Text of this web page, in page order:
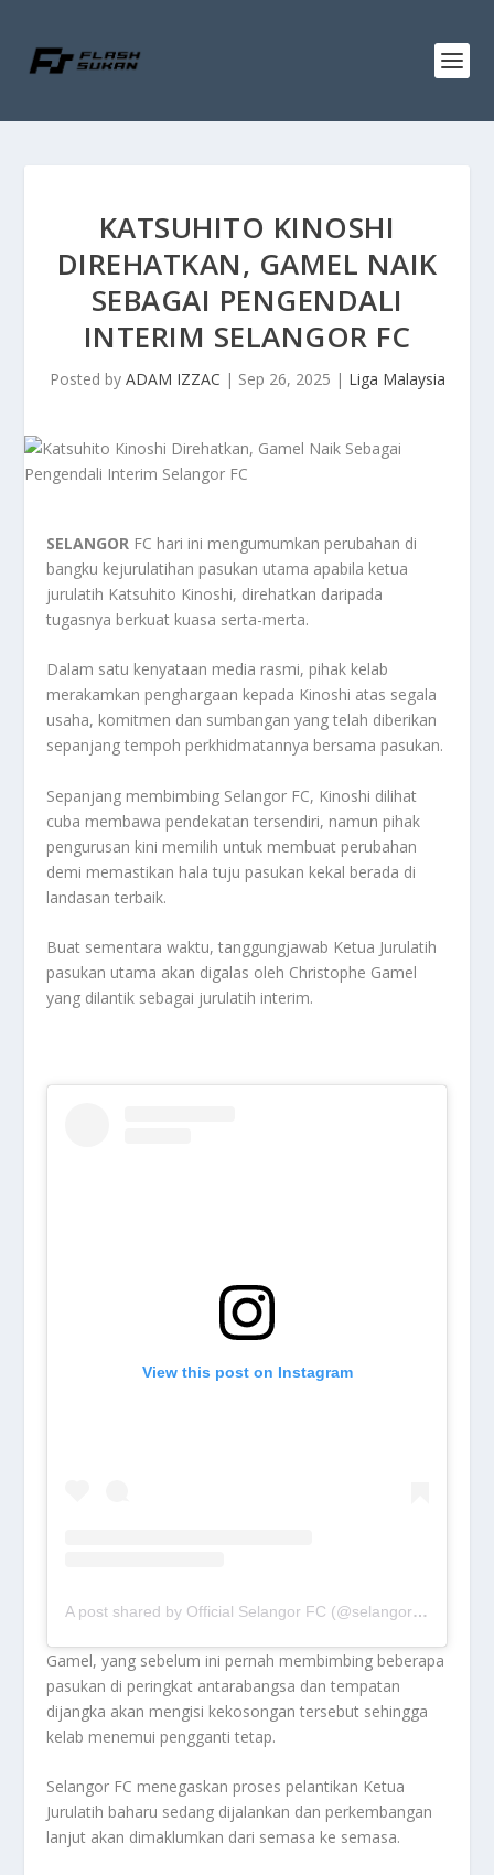
KATSUHITO KINOSHI
DIREHATKAN, GAMEL NAIK
SEBAGAI PENGENDALI
INTERIM SELANGOR FC
Posted by ADAM IZZAC | Sep 26, 2025 | Liga Malaysia
SELANGOR FC hari ini mengumumkan perubahan di
bangku kejurulatihan pasukan utama apabila ketua
jurulatih Katsuhito Kinoshi, direhatkan daripada
tugasnya berkuat kuasa serta-merta.
Dalam satu kenyataan media rasmi, pihak kelab
merakamkan penghargaan kepada Kinoshi atas segala
usaha, komitmen dan sumbangan yang telah diberikan
sepanjang tempoh perkhidmatannya bersama pasukan.
Sepanjang membimbing Selangor FC, Kinoshi dilihat
cuba membawa pendekatan tersendiri, namun pihak
pengurusan kini memilih untuk membuat perubahan
demi memastikan hala tuju pasukan kekal berada di
landasan terbaik.
Buat sementara waktu, tanggungjawab Ketua Jurulatih
pasukan utama akan digalas oleh Christophe Gamel
yang dilantik sebagai jurulatih interim.
View this post on Instagram
A post shared by Official Selangor FC (@selangorfc)
Gamel, yang sebelum ini pernah membimbing beberapa
pasukan di peringkat antarabangsa dan tempatan
dijangka akan mengisi kekosongan tersebut sehingga
kelab menemui pengganti tetap.
Selangor FC menegaskan proses pelantikan Ketua
Jurulatih baharu sedang dijalankan dan perkembangan
lanjut akan dimaklumkan dari semasa ke semasa.